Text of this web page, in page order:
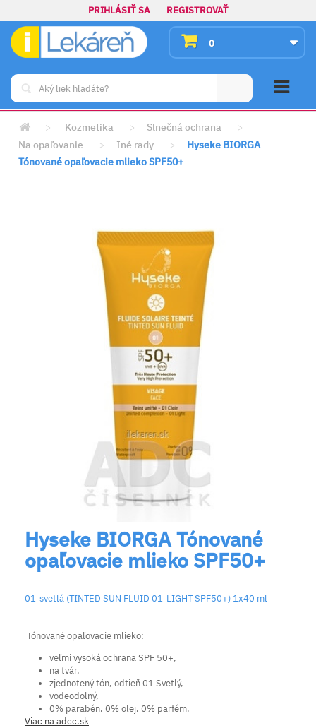
PRIHLÁSIŤ SA REGISTROVAŤ
0
> Kozmetika > Slnečná ochrana
>
Na opaľovanie
> Iné rady >
Hyseke BIORGA
Tónované opaľovacie mlieko SPF50+
Hyseke BIORGA Tónované
opaľovacie mlieko SPF50+
01-svetlá (TINTED SUN FLUID 01-LIGHT SPF50+) 1x40 ml
Tónované opaľovacie mlieko:
veľmi vysoká ochrana SPF 50+,
na tvár,
zjednotený tón, odtieň 01 Svetlý,
vodeodolný,
0% parabén, 0% olej, 0% parfém.
Viac na adcc.sk